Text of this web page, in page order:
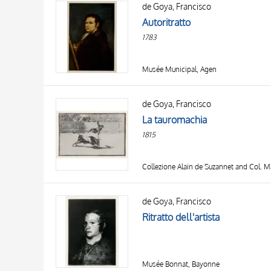
OGGETTO
DATA
20 RISULTATI
de Goya, Francisco
Autoritratto
1783
Musée Municipal, Agen
de Goya, Francisco
La tauromachia
1815
Collezione Alain de Suzannet and Col.
de Goya, Francisco
Ritratto dell'artista
Musée Bonnat, Bayonne